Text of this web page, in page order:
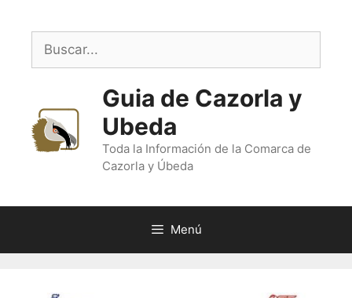
contenido
Buscar:
Guia de Cazorla y
Ubeda
Toda la Información de la Comarca de
Cazorla y Úbeda
Menú